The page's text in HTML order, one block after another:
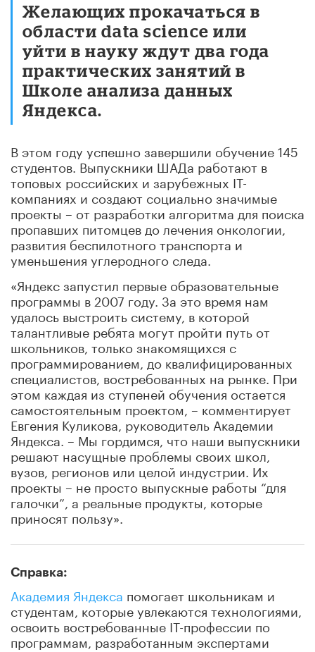
Желающих прокачаться в
области data science или
уйти в науку ждут два года
практических занятий в
Школе анализа данных
Яндекса.
В этом году успешно завершили обучение 145
студентов. Выпускники ШАДа работают в
топовых российских и зарубежных IT-
компаниях и создают социально значимые
проекты – от разработки алгоритма для поиска
пропавших питомцев до лечения онкологии,
развития беспилотного транспорта и
уменьшения углеродного следа.
«Яндекс запустил первые образовательные
программы в 2007 году. За это время нам
удалось выстроить систему, в которой
талантливые ребята могут пройти путь от
школьников, только знакомящихся с
программированием, до квалифицированных
специалистов, востребованных на рынке. При
этом каждая из ступеней обучения остается
самостоятельным проектом, – комментирует
Евгения Куликова, руководитель Академии
Яндекса. – Мы гордимся, что наши выпускники
решают насущные проблемы своих школ,
вузов, регионов или целой индустрии. Их
проекты – не просто выпускные работы “для
галочки”, а реальные продукты, которые
приносят пользу».
Справка:
Академия Яндекса помогает школьникам и
студентам, которые увлекаются технологиями,
освоить востребованные IT-профессии по
программам, разработанным экспертами